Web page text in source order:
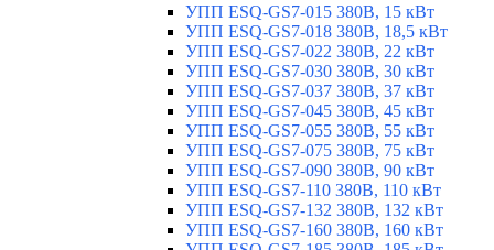
УПП ESQ-GS7-015 380В, 15 кВт
УПП ESQ-GS7-018 380В, 18,5 кВт
УПП ESQ-GS7-022 380В, 22 кВт
УПП ESQ-GS7-030 380В, 30 кВт
УПП ESQ-GS7-037 380В, 37 кВт
УПП ESQ-GS7-045 380В, 45 кВт
УПП ESQ-GS7-055 380В, 55 кВт
УПП ESQ-GS7-075 380В, 75 кВт
УПП ESQ-GS7-090 380В, 90 кВт
УПП ESQ-GS7-110 380В, 110 кВт
УПП ESQ-GS7-132 380В, 132 кВт
УПП ESQ-GS7-160 380В, 160 кВт